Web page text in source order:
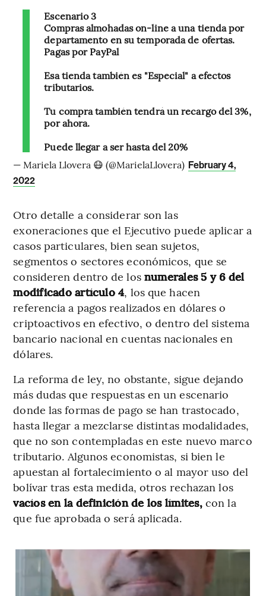
Escenario 3
Compras almohadas on-line a una tienda por
departamento en su temporada de ofertas.
Pagas por PayPal
Esa tienda también es "Especial" a efectos
tributarios.
Tu compra también tendrá un recargo del 3%,
por ahora.
Puede llegar a ser hasta del 20%
— Mariela Llovera 😷 (@MarielaLlovera) February 4,
2022
Otro detalle a considerar son las
exoneraciones que el Ejecutivo puede aplicar a
casos particulares, bien sean sujetos,
segmentos o sectores económicos, que se
consideren dentro de los numerales 5 y 6 del
modificado artículo 4, los que hacen
referencia a pagos realizados en dólares o
criptoactivos en efectivo, o dentro del sistema
bancario nacional en cuentas nacionales en
dólares.
La reforma de ley, no obstante, sigue dejando
más dudas que respuestas en un escenario
donde las formas de pago se han trastocado,
hasta llegar a mezclarse distintas modalidades,
que no son contempladas en este nuevo marco
tributario. Algunos economistas, si bien le
apuestan al fortalecimiento o al mayor uso del
bolívar tras esta medida, otros rechazan los
vacíos en la definición de los límites, con la
que fue aprobada o será aplicada.